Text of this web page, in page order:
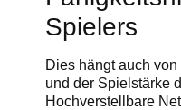
Spielers
Dies hängt auch
und der Spielstärke
Hochverstellbare